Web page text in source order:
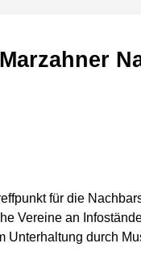
für die
Vereine an
durch